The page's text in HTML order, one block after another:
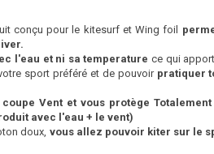
conçu pour le kitesurf et Wing foil
l'eau et ni sa temperature ce qui
sport préféré et de pouvoir pratiquer
Vent et vous protège
avec l'eau + le vent)
doux, vous allez pouvoir kiter sur le